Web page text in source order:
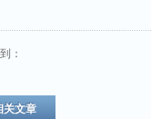
：
关文章